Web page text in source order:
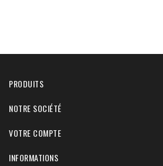
PRODUITS
NOTRE SOCIÉTÉ
VOTRE COMPTE
INFORMATIONS